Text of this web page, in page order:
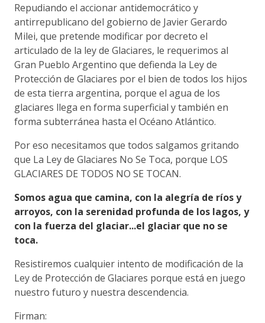
Repudiando el accionar antidemocrático y
antirrepublicano del gobierno de Javier Gerardo
Milei, que pretende modificar por decreto el
articulado de la ley de Glaciares, le requerimos al
Gran Pueblo Argentino que defienda la Ley de
Protección de Glaciares por el bien de todos los hijos
de esta tierra argentina, porque el agua de los
glaciares llega en forma superficial y también en
forma subterránea hasta el Océano Atlántico.
Por eso necesitamos que todos salgamos gritando
que La Ley de Glaciares No Se Toca, porque LOS
GLACIARES DE TODOS NO SE TOCAN.
Somos agua que camina, con la alegría de ríos y
arroyos, con la serenidad profunda de los lagos, y
con la fuerza del glaciar...el glaciar que no se
toca.
Resistiremos cualquier intento de modificación de la
Ley de Protección de Glaciares porque está en juego
nuestro futuro y nuestra descendencia.
Firman: